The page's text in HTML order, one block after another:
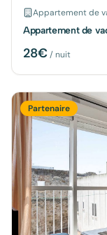
Appartement de
Appartement de
28€/ nuit
Partenaire